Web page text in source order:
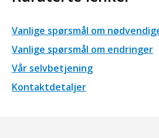
Vanlige spørsmål om
Vanlige spørsmål om endringer
Vår selvbetjening
Kontaktdetaljer